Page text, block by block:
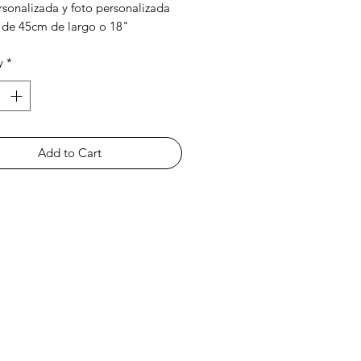
y foto personalizada
45cm de largo o 18"
leves por ser una artesanía
*
Add to Cart